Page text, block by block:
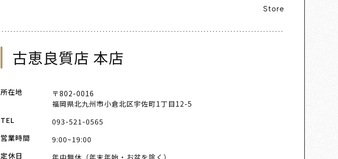
Store
古恵良質店 本店
所在地
〒802-0016
福岡県北九州市小倉北区宇佐町1丁目12-5
TEL
093-521-0565
営業時間
9:00~19:00
定休日
年中無休（年末年始・お盆を除く）